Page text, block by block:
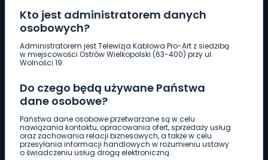
Kto jest administratorem danych
osobowych?
Administratorem jest Telewizja Kablowa Pro-Art z siedzibą
w miejscowości Ostrów Wielkopolski (63-400) przy ul.
Wolności 19.
Do czego będą używane Państwa
dane osobowe?
Państwa dane osobowe przetwarzane są w celu
nawiązania kontaktu, opracowania ofert, sprzedaży usług
oraz zachowania relacji biznesowych, a także w celu
przesyłania informacji handlowych w rozumieniu ustawy
o świadczeniu usług drogą elektroniczną.
Pobierz logotyp
661 997 997
REDAKCJA
62 735 22 22redakcja@wlkp24.info